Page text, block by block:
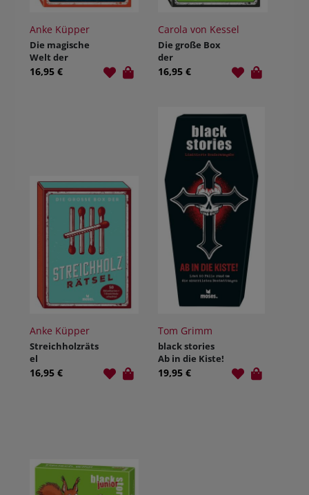
Anke Küpper
Die magische
Welt der
Kartentricks
16,95 €
Carola von Kessel
Die große Box
der
Würfelrätsel
16,95 €
Anke Küpper
Streichholzräts
el
16,95 €
Tom Grimm
black stories
Ab in die Kiste!
19,95 €